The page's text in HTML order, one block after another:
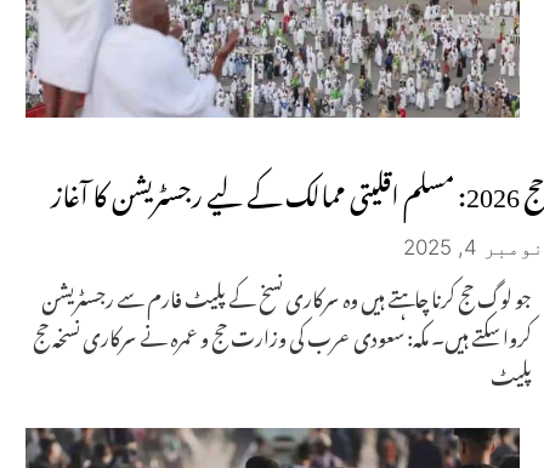
حج 2026: مسلم اقلیتی ممالک کے لیے رجسٹریشن کا آغاز
نومبر 4, 2025
جو لوگ حج کرنا چاہتے ہیں وہ سرکاری نسخ کے پلیٹ فارم سے رجسٹریشن
کروا سکتے ہیں۔ مکہ: سعودی عرب کی وزارت حج و عمرہ نے سرکاری نسخہ حج
پلیٹ